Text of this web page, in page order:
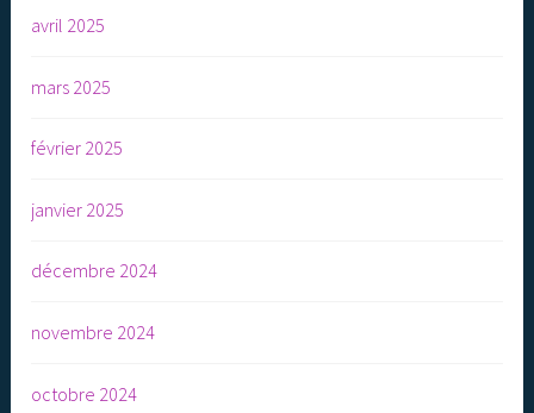
avril 2025
mars 2025
février 2025
janvier 2025
décembre 2024
novembre 2024
octobre 2024